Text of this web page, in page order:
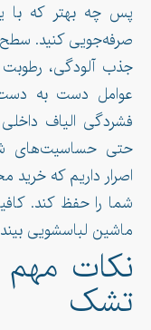
پس چه بهتر که با
صرفه‌جویی کنید.
جذب آلودگی،
عوامل دست به
فشردگی الیاف
حتی حساسیت‌های
اصرار داریم که
شما را حفظ کند.
ماشین لباسشویی
نکات مهم
تشک